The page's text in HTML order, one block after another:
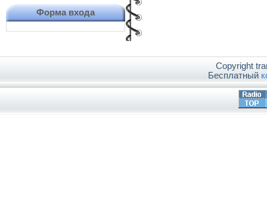
Форма входа
Copyright
Бесплатный